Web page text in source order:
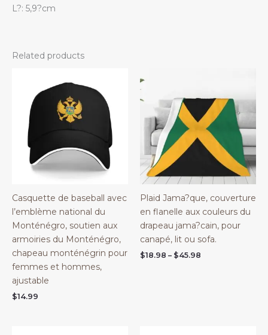
L?: 5,9?cm
Related products
Casquette de baseball avec
l’emblème national du
Monténégro, soutien aux
armoiries du Monténégro,
chapeau monténégrin pour
femmes et hommes,
ajustable
$14.99
Plaid Jama?que, couverture
en flanelle aux couleurs du
drapeau jama?cain, pour
canapé, lit ou sofa.
$18.98 – $45.98